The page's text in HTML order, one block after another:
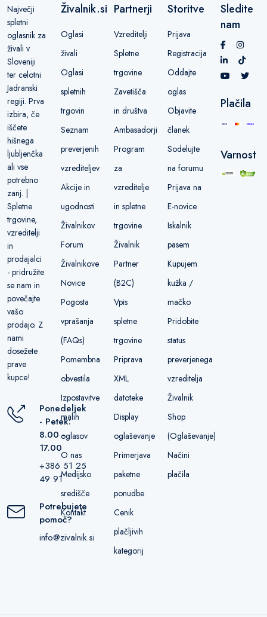
Največji
spletni
oglasnik za
živali v
Sloveniji
ter celotni
Jadranski
regiji. Prva
izbira, če
iščete
hišnega
ljubljenčka
ali vse
potrebno
zanj. |
Spletne
trgovine,
vzreditelji
in
prodajalci
- pridružite
se nam in
povečajte
vašo
prodajo. Z
nami
dosežete
prave
kupce!
Ponedeljek
- Petek:
8.00 -
17.00
+386 51 25
49 91
Potrebujete
pomoč?
info@zivalnik.si
Živalnik.si
Oglasi
živali
Oglasi
spletnih
trgovin
Seznam
preverjenih
vzrediteljev
Akcije in
ugodnosti
Živalnikov
Forum
Živalnikove
Novice
Pogosta
vprašanja
(FAQs)
Pomembna
obvestila
Izpostavitve
malih
oglasov
O nas
Medijsko
središče
Kontakt
Partnerji
Vzreditelji
Spletne
trgovine
Zavetišča
in društva
Ambasadorji
Program
za
vzreditelje
in spletne
trgovine
Živalnik
Partner
(B2C)
Vpis
spletne
trgovine
Priprava
XML
datoteke
Display
oglaševanje
Primerjava
paketne
ponudbe
Cenik
plačljivih
kategorij
Storitve
Prijava
Registracija
Oddajte
oglas
Objavite
članek
Sodelujte
na forumu
Prijava na
E-novice
Iskalnik
pasem
Kupujem
kužka /
mačko
Pridobite
status
preverjenega
vzreditelja
Živalnik
Shop
(Oglaševanje)
Načini
plačila
Sledite
nam
Plačila
Varnost